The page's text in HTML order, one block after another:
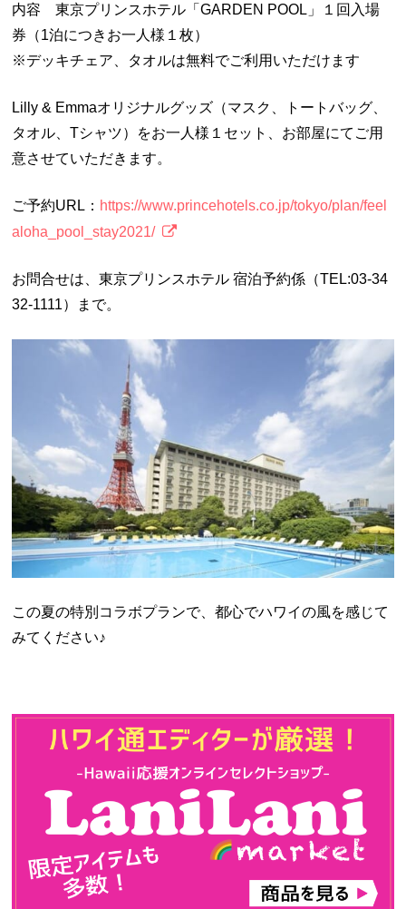
内容 東京プリンスホテル「GARDEN POOL」１回入場
券（1泊につきお一人様１枚）
※デッキチェア、タオルは無料でご利用いただけます
Lilly & Emmaオリジナルグッズ（マスク、トートバッグ、
タオル、Tシャツ）をお一人様１セット、お部屋にてご用
意させていただきます。
ご予約URL： https://www.princehotels.co.jp/tokyo/plan/feel
aloha_pool_stay2021/
お問合せは、東京プリンスホテル 宿泊予約係（TEL:03-34
32-1111）まで。
この夏の特別コラボプランで、都心でハワイの風を感じて
みてください♪